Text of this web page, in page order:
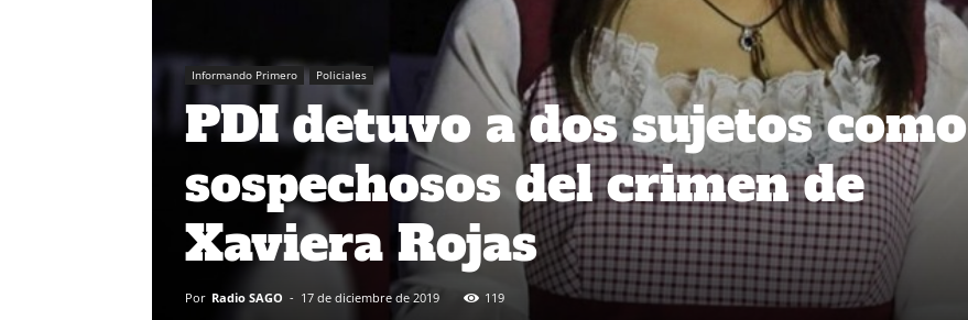
Informando Primero Policiales
PDI detuvo a dos sujetos como
sospechosos del crimen de
Xaviera Rojas
Por Radio SAGO - 17 de diciembre de 2019 119